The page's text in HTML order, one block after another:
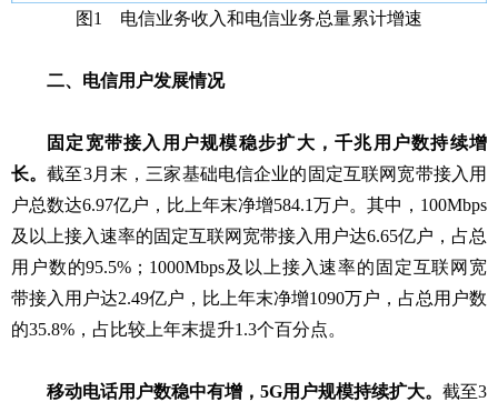
图1 电信业务收入和电信业务总量累计增速
二、电信用户发展情况
固定宽带接入用户规模稳步扩大，千兆用户数持续增
长。截至3月末，三家基础电信企业的固定互联网宽带接入用
户总数达6.97亿户，比上年末净增584.1万户。其中，100Mbps
及以上接入速率的固定互联网宽带接入用户达6.65亿户，占总
用户数的95.5%；1000Mbps及以上接入速率的固定互联网宽
带接入用户达2.49亿户，比上年末净增1090万户，占总用户数
的35.8%，占比较上年末提升1.3个百分点。
移动电话用户数稳中有增，5G用户规模持续扩大。 截至3